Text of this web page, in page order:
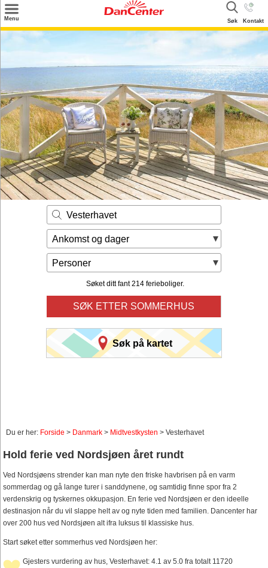
Menu Kontakt
Søk
Info
Service
Kontakt
Eier login
Vesterhavet
Ankomst og dager
Personer
Søket ditt fant 214 ferieboliger.
SØK ETTER SOMMERHUS
Søk på kartet
Du er her: Forside > Danmark > Midtvestkysten > Vesterhavet
Hold ferie ved Nordsjøen året rundt
Ved Nordsjøens strender kan man nyte den friske havbrisen på en varm
sommerdag og gå lange turer i sanddynene, og samtidig finne spor fra 2
verdenskrig og tyskernes okkupasjon. En ferie ved Nordsjøen er den ideelle
destinasjon når du vil slappe helt av og nyte tiden med familien. Dancenter har
over 200 hus ved Nordsjøen alt ifra luksus til klassiske hus.
Start søket etter sommerhus ved Nordsjøen her:
Gjesters vurdering av hus, Vesterhavet: 4.1 av 5.0 fra totalt 11720